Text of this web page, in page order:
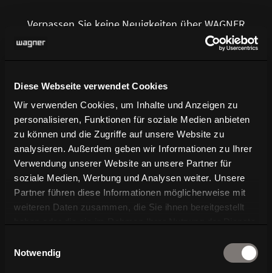
Diese Webseite verwendet Cookies
Wir verwenden Cookies, um Inhalte und Anzeigen zu
personalisieren, Funktionen für soziale Medien anbieten
zu können und die Zugriffe auf unsere Website zu
analysieren. Außerdem geben wir Informationen zu Ihrer
Verwendung unserer Website an unsere Partner für
soziale Medien, Werbung und Analysen weiter. Unsere
Partner führen diese Informationen möglicherweise mit
weiteren Daten zusammen, die Sie ihnen bereitgestellt
Notwendig
Verpassen Sie keine Neuigkeiten über WAGNER
Living
Produktentwicklungen
N
Vorankündigungen für Messen und
Events
N
Branchennews aus Architektur und
Design
Weitere Einwilligung notwendig:preferences,
statistics, marketing